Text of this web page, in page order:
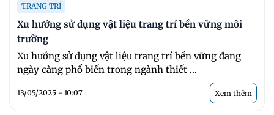
TRANG TRÍ
Xu hướng sử dụng vật liệu trang trí bền vững môi
trường
Xu hướng sử dụng vật liệu trang trí bền vững đang
ngày càng phổ biến trong ngành thiết ...
13/05/2025 - 10:07 Xem thêm